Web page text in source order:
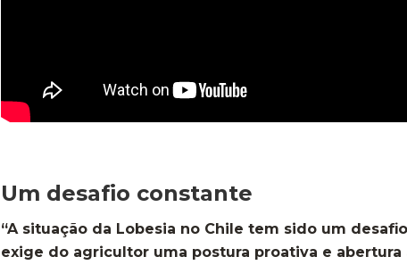
Um desafio constante
“A situação da Lobesia no Chile tem sido um
exige do agricultor uma postura proativa e abertura